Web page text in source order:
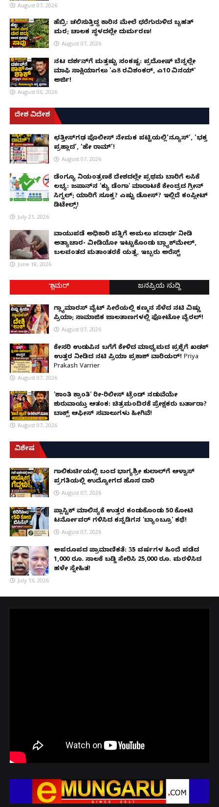
August 07, 2026
ಹೆಬ್ರಿ: ಚಲಿಸುತ್ತಿದ್ದ ಕಾರಿನ ಮೇಲೆ ಧರೆಗುರುಳಿದ ಬೃಹತ್
ಮರ; ಚಾಲಕ ಸ್ಥಳದಲ್ಲೇ ದುರ್ಮರಣ!
August 07, 2026
ನಟ ದರ್ಶನ್‌ಗೆ ಮತ್ತಷ್ಟು ಸಂಕಷ್ಟ: ಪ್ರದೋಷ್ ಬೆನ್ನಲ್ಲೇ
ಮಾಫಿ ಸಾಕ್ಷಿಯಾಗಲು 'ಎ8 ರವಿಶಂಕರ್, ಎ10 ವಿನಯ್'
ಅರ್ಜಿ!
August 06, 2026
ದೇಶ ವಿದೇಶ
ಛತ್ತೀಸ್‌ಗಢ ಪೊಲೀಸ್ ನೇಮಕ ಪಟ್ಟಿಯಲ್ಲಿ‘ನ್ಯೂಸ್’, ‘ಭಕ್ತ
ಪ್ರಹ್ಲಾದ’, ‘ಹೇ ರಾಮ್’!
August 07, 2026
ಡೆಂಗ್ಯೂ ನಿಯಂತ್ರಣಕ್ಕೆ ದೇಶದಲ್ಲೇ ಪ್ರಥಮ ಬಾರಿಗೆ ಲಸಿಕೆ
ಲಭ್ಯ: ಜಪಾನ್‌ನ 'ಕ್ಯು ಡೆಂಗಾ' ಮಾರಾಟಕ್ಕೆ ಕೇಂದ್ರದ ಗ್ರೀನ್
ಸಿಗ್ನಲ್; ಯಾರಿಗೆ ಸೂಕ್ತ? ಎಷ್ಟು ಡೋಸ್? ಇಲ್ಲಿದೆ ಕಂಪ್ಲೀಟ್
ಡಿಟೇಲ್ಸ್!
July 21, 2026
ವಾಯುಪಡೆ ಅಧಿಕಾರಿ ಪತ್ನಿಗೆ ಅಮಲು ಪದಾರ್ಥ ನೀಡಿ
ಅತ್ಯಾಚಾರ- ವೀಡಿಯೋ ಇಟ್ಟುಕೊಂಡು ಬ್ಲ್ಯಾಕ್‌ಮೇಲ್,
ಬಲವಂತದ ಮತಾಂತರಕ್ಕೆ ಯತ್ನ, ಇಬ್ಬರು ಅರೆಸ್ಟ್
June 18, 2026
ಗ್ಲಾಮರ್ ಜನಪ್ರಿಯ ಸುದ್ದಿ
ಗ್ಲ್ಯಾಮಾರಸ್ ವೈಟ್‌ ಸೀರೆಯಲ್ಲಿ ಕಣ್ಮನ ಸೆಳೆದ ನಟಿ ವಿಷ್ಣು
ಪ್ರಿಯಾ; ಸಾಮಾಜಿಕ ಜಾಲತಾಣಗಳಲ್ಲಿ ಫೋಟೋ ವೈರಲ್!
August 07, 2026
ಕೇಸರಿ ಉಡುಪಿನ ಬಗೆಗೆ ಕೇಳಿದ ಮಾಧ್ಯಮದ ಪ್ರಶ್ನೆಗೆ ಖಡಕ್
ಉತ್ತರ ನೀಡಿದ ನಟಿ ಪ್ರಿಯಾ ಪ್ರಕಾಶ್ ವಾರಿಯರ್! Priya
Prakash Varrier
August 07, 2026
'ಶಾಂತಿ ಕ್ರಾಂತಿ' ರೀ-ರಿಲೀಸ್ ಟ್ರೆಂಡ್ ನಡುವೆಯೇ
ಶುರುವಾಯ್ತು ಆತಂಕ: ಚಿತ್ರಮಂದಿರಕ್ಕೆ ಪ್ರೇಕ್ಷಕರು ಬರ್ತಾರಾ?
ಬಾಕ್ಸ್ ಆಫೀಸ್ ಸವಾಲುಗಳು ಹೀಗಿವೆ!
August 07, 2026
ವಿಶೇಷ
ಗಾಲಿಕುರ್ಚಿಯಲ್ಲಿ ಬಂದ ಭಾಗ್ಯಶ್ರೀ ಕುಲಾಲ್‌ಗೆ ಆಳ್ವಾಸ್
ಪ್ರಗತಿಯಲ್ಲಿ ಉದ್ಯೋಗದ ಹೊಸ ದಾರಿ
August 07, 2026
ಪ್ಲಾಸ್ಟಿಕ್ ಮಾಲಿನ್ಯಕ್ಕೆ ಉತ್ತರ ಕಂಡುಕೊಂಡು ₹50 ಕೋಟಿ
ಟರ್ನೋವರ್ ಗಳಿಸಿದ ಕನ್ನಡಿಗನ 'ಬ್ಯಾಂಬ್ರೂ' ಕಥೆ!
August 07, 2026
ಅಪರೂಪದ ಪ್ರಾಮಾಣಿಕತೆ: 35 ವರ್ಷಗಳ ಹಿಂದೆ ಪಡೆದ
1,000 ರೂ. ಸಾಲಕ್ಕೆ ಬಡ್ಡಿ ಸೇರಿಸಿ 25,000 ರೂ. ಮರಳಿಸಿದ
ಹಳೇ ಸ್ನೇಹಿತ!
July 13, 2026